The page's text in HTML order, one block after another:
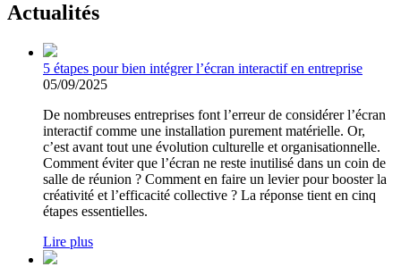
Actualités
5 étapes pour bien intégrer l’écran interactif en entreprise
05/09/2025
De nombreuses entreprises font l’erreur de considérer l’écran
interactif comme une installation purement matérielle. Or,
c’est avant tout une évolution culturelle et organisationnelle.
Comment éviter que l’écran ne reste inutilisé dans un coin de
salle de réunion ? Comment en faire un levier pour booster la
créativité et l’efficacité collective ? La réponse tient en cinq
étapes essentielles.
Lire plus